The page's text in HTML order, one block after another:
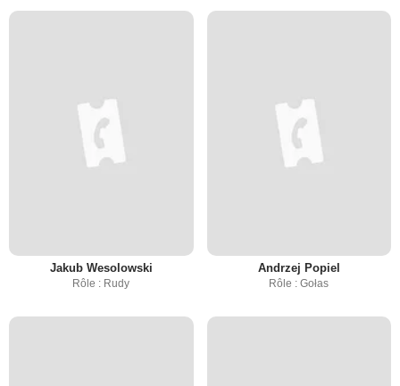
Jakub Wesolowski
Rôle : Rudy
Andrzej Popiel
Rôle : Gołas